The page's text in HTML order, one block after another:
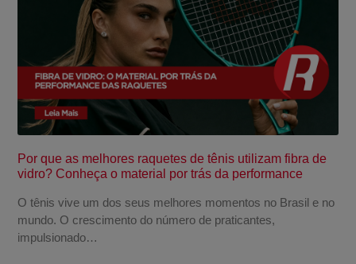
Por que as melhores raquetes de tênis utilizam fibra de
vidro? Conheça o material por trás da performance
O tênis vive um dos seus melhores momentos no Brasil e no
mundo. O crescimento do número de praticantes,
impulsionado…